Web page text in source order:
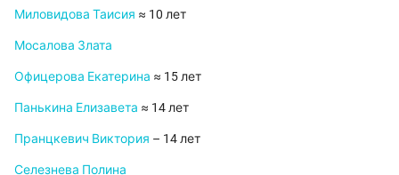
Миловидова Таисия ≈ 10 лет
Мосалова Злата
Офицерова Екатерина ≈ 15 лет
Панькина Елизавета ≈ 14 лет
Пранцкевич Виктория – 14 лет
Селезнева Полина